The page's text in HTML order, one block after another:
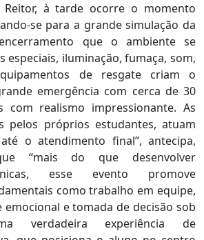
à tarde ocorre o momento
se para a grande simulação da
que o ambiente se
iluminação, fumaça, som,
de resgate criam o
emergência com cerca de 30
com realismo impressionante. As
pelos próprios estudantes, atuam
o atendimento final”, antecipa,
“mais do que desenvolver
esse evento promove
como trabalho em equipe,
e tomada de decisão sob
verdadeira experiência de